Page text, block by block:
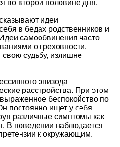
во второй половине дня.
идеи
в бедах родственников и
самообвинения часто
о греховности.
судьбу, излишне
эпизода
расстройства. При этом
беспокойство по
постоянно ищет у себя
различные симптомы как
В поведении наблюдается
к окружающим.